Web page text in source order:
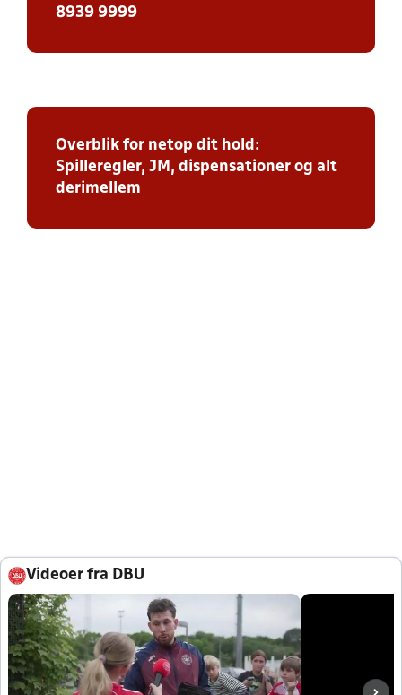
8939 9999
Overblik for netop dit hold:
Spilleregler, JM, dispensationer og alt
derimellem
Videoer fra DBU